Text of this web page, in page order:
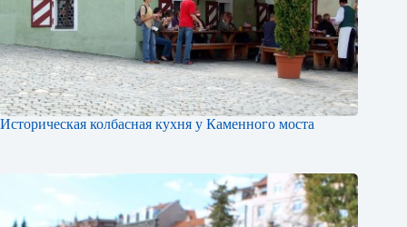
Историческая колбасная кухня у Каменного моста